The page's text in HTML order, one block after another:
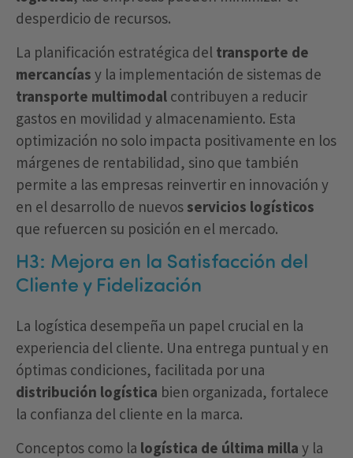
desperdicio de recursos.
La planificación estratégica del transporte de
mercancías y la implementación de sistemas de
transporte multimodal contribuyen a reducir
gastos en movilidad y almacenamiento. Esta
optimización no solo impacta positivamente en los
márgenes de rentabilidad, sino que también
permite a las empresas reinvertir en innovación y
en el desarrollo de nuevos servicios logísticos
que refuercen su posición en el mercado.
H3: Mejora en la Satisfacción del
Cliente y Fidelización
La logística desempeña un papel crucial en la
experiencia del cliente. Una entrega puntual y en
óptimas condiciones, facilitada por una
distribución logística bien organizada, fortalece
la confianza del cliente en la marca.
Conceptos como la logística de última milla y la